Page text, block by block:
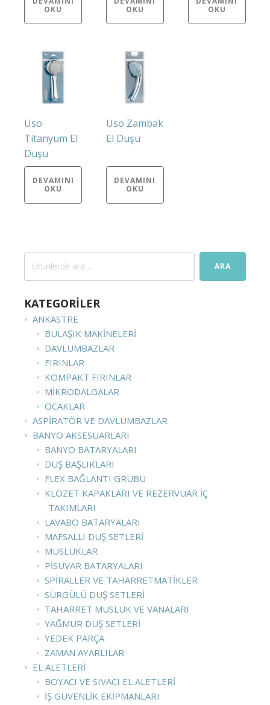
OKU
OKU
OKU
Uso
Titanyum El
Duşu
DEVAMINI
OKU
Uso Zambak
El Duşu
DEVAMINI
OKU
Ara: ARA
KATEGORİLER
ANKASTRE
BULAŞIK MAKINELERI
DAVLUMBAZLAR
FIRINLAR
KOMPAKT FIRINLAR
MIKRODALGALAR
OCAKLAR
ASPIRATÖR VE DAVLUMBAZLAR
BANYO AKSESUARLARI
BANYO BATARYALARI
DUŞ BAŞLIKLARI
FLEX BAĞLANTI GRUBU
KLOZET KAPAKLARI VE REZERVUAR İÇ
TAKIMLARI
LAVABO BATARYALARI
MAFSALLI DUŞ SETLERI
MUSLUKLAR
PISUVAR BATARYALARI
SPIRALLER VE TAHARRETMATIKLER
SÜRGÜLÜ DUŞ SETLERI
TAHARRET MUSLUK VE VANALARI
YAĞMUR DUŞ SETLERI
YEDEK PARÇA
ZAMAN AYARLILAR
EL ALETLERI
BOYACI VE SIVACI EL ALETLERI
İŞ GÜVENLIK EKIPMANLARI